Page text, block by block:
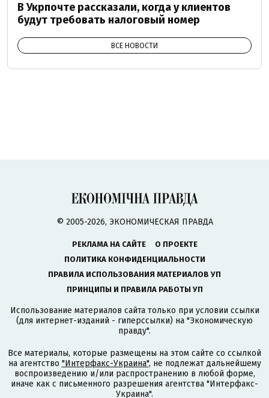
В Укрпочте рассказали, когда у клиентов
будут требовать налоговый номер
ВСЕ НОВОСТИ
© 2005-2026, ЭКОНОМИЧЕСКАЯ ПРАВДА
РЕКЛАМА НА САЙТЕ
О ПРОЕКТЕ
ПОЛИТИКА КОНФИДЕНЦИАЛЬНОСТИ
ПРАВИЛА ИСПОЛЬЗОВАНИЯ МАТЕРИАЛОВ УП
ПРИНЦИПЫ И ПРАВИЛА РАБОТЫ УП
Использование материалов сайта только при условии ссылки
(для интернет-изданий - гиперссылки) на "Экономическую
правду".
Все материалы, которые размещены на этом сайте со ссылкой
на агентство "Интерфакс-Украина", не подлежат дальнейшему
воспроизведению и/или распространению в любой форме,
иначе как с письменного разрешения агентства "Интерфакс-
Украина".